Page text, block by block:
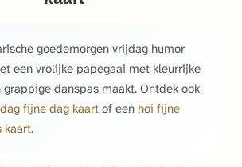
goedemorgen vrijdag humor
een vrolijke papegaai met kleurrijke
grappige danspas maakt. Ontdek ook
fijne dag kaart of een hoi fijne
kaart.